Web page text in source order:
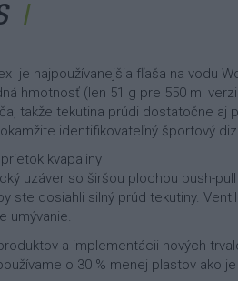
je najpoužívanejšia fľaša na vodu
hmotnosť (len 51 g pre 550 ml
takže tekutina prúdi dostatočne aj
identifikovateľný športový
kvapaliny
uzáver so širšou plochou push-
ste dosiahli silný prúd tekutiny.
umývanie.
a implementácii nových
o 30 % menej plastov ako